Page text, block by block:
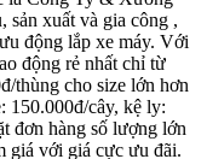
sản xuất và gia công ,
động lắp xe máy. Với
động rẻ nhất chỉ từ
thùng cho size lớn hơn
150.000đ/cây, kệ ly:
đơn hàng số lượng lớn
giá với giá cực ưu đãi.